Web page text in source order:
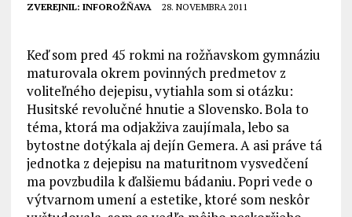
ZVEREJNIL: INFOROŽŇAVA 28. NOVEMBRA 2011
Keď som pred 45 rokmi na rožňavskom gymnáziu
maturovala okrem povinných predmetov z
voliteľného dejepisu, vytiahla som si otázku:
Husitské revolučné hnutie a Slovensko. Bola to
téma, ktorá ma odjakživa zaujímala, lebo sa
bytostne dotýkala aj dejín Gemera. A asi práve tá
jednotka z dejepisu na maturitnom vysvedčení
ma povzbudila k ďalšiemu bádaniu. Popri vede o
výtvarnom umení a estetike, ktoré som neskôr